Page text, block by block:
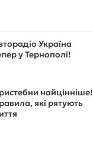
Україна
у Тернополі!
найцінніше!
які рятують